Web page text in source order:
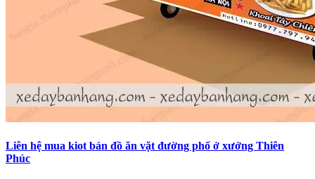
Liên hệ mua kiot bán đồ ăn vặt đường phố ở xưởng Thiên
Phúc